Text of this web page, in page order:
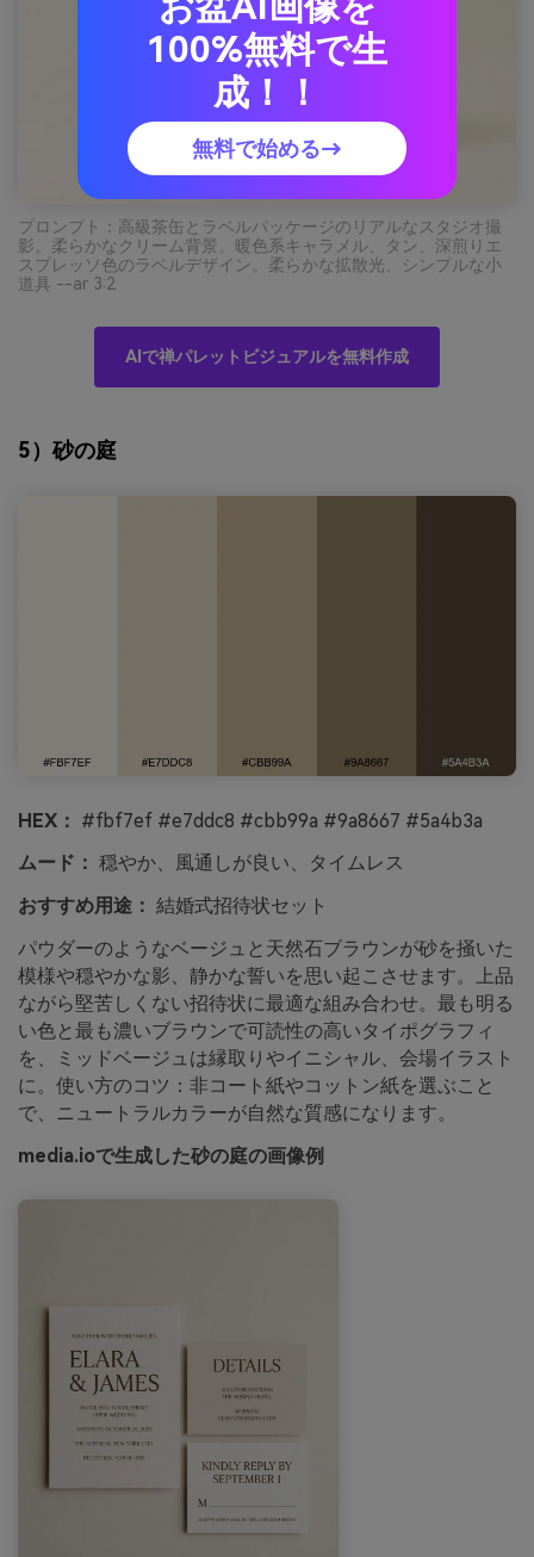
プロンプト：高級茶缶とラベルパッケージのリアルなスタジオ撮
影。柔らかなクリーム背景。暖色系キャラメル、タン、深煎りエ
スプレッソ色のラベルデザイン。柔らかな拡散光、シンプルな小
道具 --ar 3:2
AIで禅パレットビジュアルを無料作成
5）砂の庭
HEX： #fbf7ef #e7ddc8 #cbb99a #9a8667 #5a4b3a
ムード： 穏やか、風通しが良い、タイムレス
おすすめ用途： 結婚式招待状セット
パウダーのようなベージュと天然石ブラウンが砂を掻いた
模様や穏やかな影、静かな誓いを思い起こさせます。上品
ながら堅苦しくない招待状に最適な組み合わせ。最も明る
い色と最も濃いブラウンで可読性の高いタイポグラフィ
を、ミッドベージュは縁取りやイニシャル、会場イラスト
に。使い方のコツ：非コート紙やコットン紙を選ぶこと
で、ニュートラルカラーが自然な質感になります。
media.ioで生成した砂の庭の画像例
100%無料で生
成！！
無料で始める→